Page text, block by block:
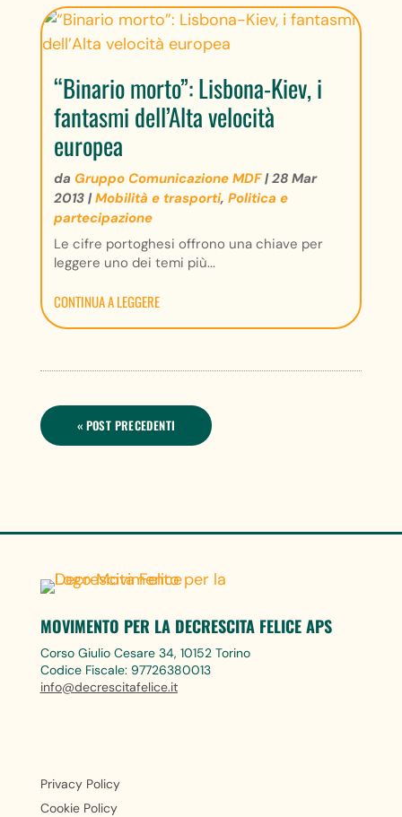
“Binario morto”: Lisbona-Kiev, i
fantasmi dell’Alta velocità
europea
da Gruppo Comunicazione MDF|28 Mar
2013|Mobilità e trasporti, Politica e
partecipazione
Le cifre portoghesi offrono una chiave per
leggere uno dei temi più...
CONTINUA A LEGGERE
« POST PRECEDENTI
MOVIMENTO PER LA DECRESCITA FELICE APS
Corso Giulio Cesare 34, 10152 Torino
Codice Fiscale: 97726380013
info@decrescitafelice.it
Privacy Policy
Cookie Policy